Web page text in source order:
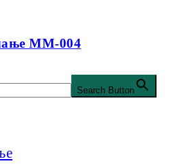
MM-004
Search Button